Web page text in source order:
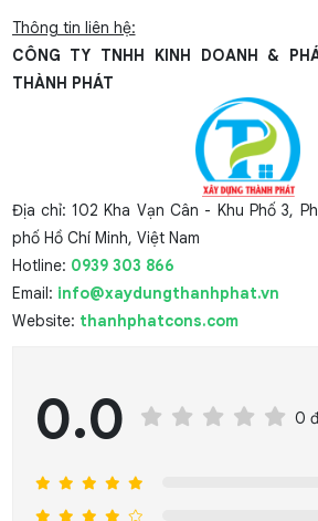
Thông tin liên hệ:
CÔNG TY TNHH KINH DOANH &
THÀNH PHÁT
Địa chỉ: 102 Kha Vạn Cân - Khu Phố 3,
phố Hồ Chí Minh, Việt Nam
Hotline: 0939 303 866
Email: info@xaydungthanhphat.vn
Website: thanhphatcons.com
0.0 0